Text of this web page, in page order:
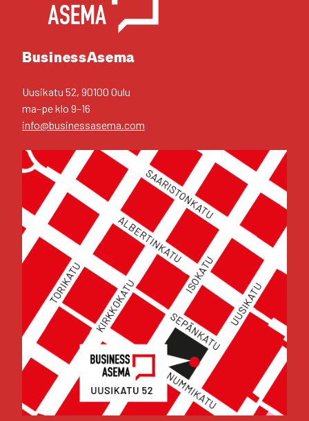
Business­Asema
Uusi­ka­tu 52, 90100 Oulu
ma–pe klo 9–16
info@businessasema.com